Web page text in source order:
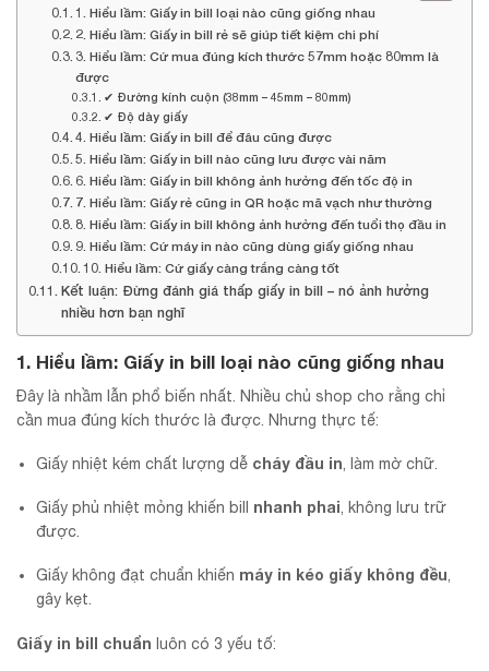
1. Hiểu lầm: Giấy in bill loại nào cũng giống nhau
2. Hiểu lầm: Giấy in bill rẻ sẽ giúp tiết kiệm chi phí
3. Hiểu lầm: Cứ mua đúng kích thước 57mm hoặc 80mm là
được
✔ Đường kính cuộn (38mm – 45mm – 80mm)
✔ Độ dày giấy
4. Hiểu lầm: Giấy in bill để đâu cũng được
5. Hiểu lầm: Giấy in bill nào cũng lưu được vài năm
6. Hiểu lầm: Giấy in bill không ảnh hưởng đến tốc độ in
7. Hiểu lầm: Giấy rẻ cũng in QR hoặc mã vạch như thường
8. Hiểu lầm: Giấy in bill không ảnh hưởng đến tuổi thọ đầu in
9. Hiểu lầm: Cứ máy in nào cũng dùng giấy giống nhau
10. Hiểu lầm: Cứ giấy càng trắng càng tốt
Kết luận: Đừng đánh giá thấp giấy in bill – nó ảnh hưởng
nhiều hơn bạn nghĩ
1. Hiểu lầm: Giấy in bill loại nào cũng giống nhau
Đây là nhầm lẫn phổ biến nhất. Nhiều chủ shop cho rằng chỉ
cần mua đúng kích thước là được. Nhưng thực tế:
Giấy nhiệt kém chất lượng dễ cháy đầu in , làm mờ chữ.
Giấy phủ nhiệt mỏng khiến bill nhanh phai, không lưu trữ
được.
Giấy không đạt chuẩn khiến máy in kéo giấy không đều,
gây kẹt.
Giấy in bill chuẩn luôn có 3 yếu tố: